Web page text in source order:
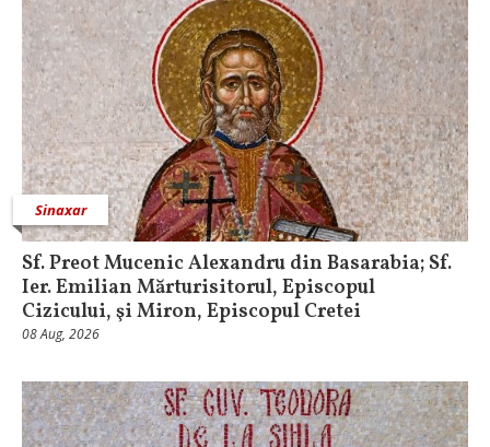
Sinaxar
Sf. Preot Mucenic Alexandru din Basarabia; Sf.
Ier. Emilian Mărturisitorul, Episcopul
Cizicului, şi Miron, Episcopul Cretei
08 Aug, 2026